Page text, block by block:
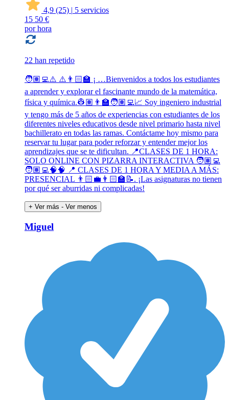
4,9 (25) | 5 servicios
15 50 €
por hora
22 han repetido
🧑🏽‍💻⚠️ ⚠️👨🏻‍🏫 ¡ …Bienvenidos a todos los estudiantes
a aprender y explorar el fascinante mundo de la matemática,
física y química.👷🏽👨‍🏫🧑🏽‍💻📈 Soy ingeniero industrial
y tengo más de 5 años de experiencias con estudiantes de los
diferentes niveles educativos desde nivel primario hasta nivel
bachillerato en todas las ramas. Contáctame hoy mismo para
reservar tu lugar para poder reforzar y entender mejor los
aprendizajes que se te dificultan. 📍CLASES DE 1 HORA:
SOLO ONLINE CON PIZARRA INTERACTIVA 🧑🏽‍💻
🧑🏽‍💻🧠🧠 📍 CLASES DE 1 HORA Y MEDIA A MÁS:
PRESENCIAL 👨🏻‍💼👨🏻‍🏫📝. ¡Las asignaturas no tienen
por qué ser aburridas ni complicadas!
+ Ver más - Ver menos
Miguel